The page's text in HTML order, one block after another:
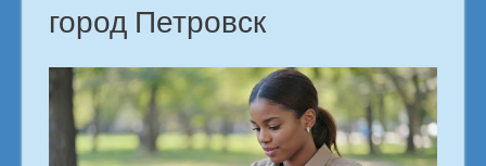
город Петровск